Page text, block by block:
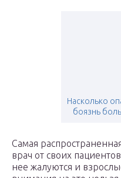
Насколько
боязнь
Самая
врач от своих
нее жалуются и